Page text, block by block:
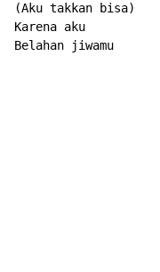
(Aku takkan bisa)
Karena aku
Belahan jiwamu